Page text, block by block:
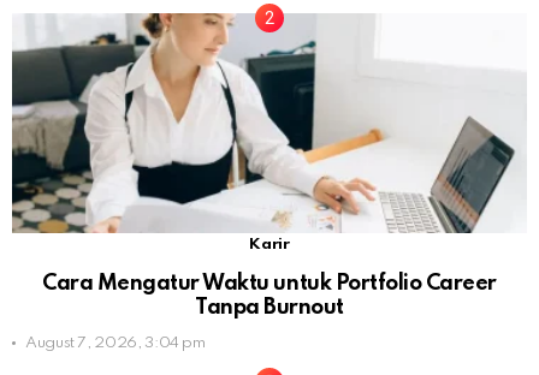
Karir
Cara Mengatur Waktu untuk Portfolio Career
Tanpa Burnout
August 7, 2026, 3:04 pm